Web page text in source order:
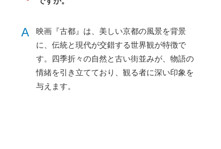
A
映画『古都』は、美しい京都の風景を背景
に、伝統と現代が交錯する世界観が特徴で
す。四季折々の自然と古い街並みが、物語の
情緒を引き立てており、観る者に深い印象を
与えます。